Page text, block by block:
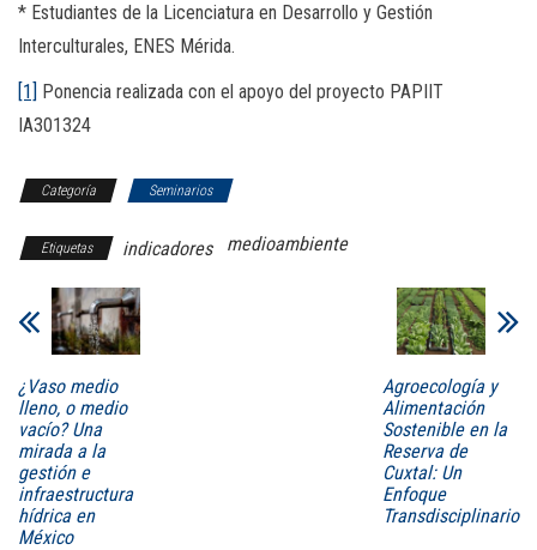
* Estudiantes de la Licenciatura en Desarrollo y Gestión
Interculturales, ENES Mérida.
[1]
Ponencia realizada con el apoyo del proyecto PAPIIT
IA301324
Categoría Seminarios
Etiquetas indicadores medioambiente
¿Vaso medio
lleno, o medio
vacío? Una
mirada a la
gestión e
infraestructura
hídrica en
México
Agroecología y
Alimentación
Sostenible en la
Reserva de
Cuxtal: Un
Enfoque
Transdisciplinario